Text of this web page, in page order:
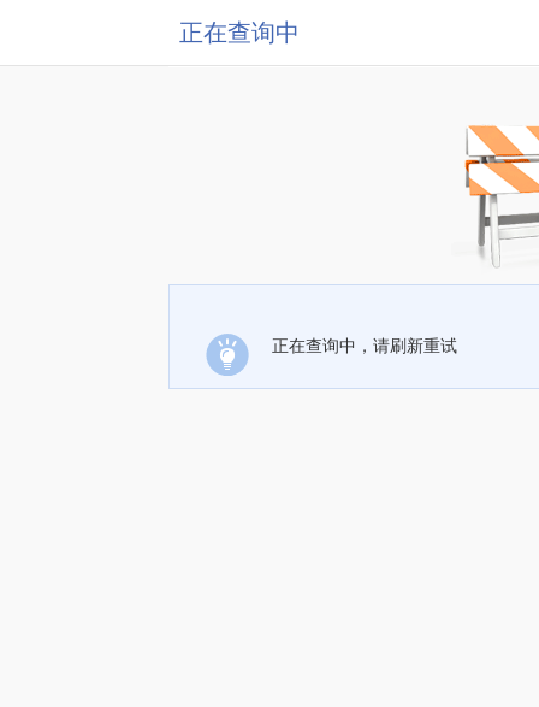
正在查询中
正在查询中，请刷新重试